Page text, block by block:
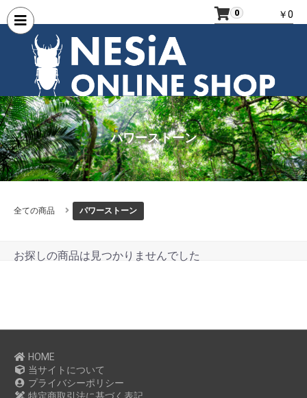
0 ￥0
パワーストーン
全ての商品 パワーストーン
お探しの商品は見つかりませんでした
HOME
当サイトについて
プライバシーポリシー